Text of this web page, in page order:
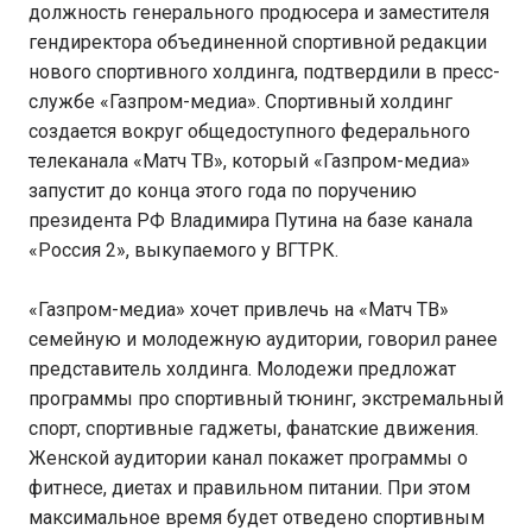
должность генерального продюсера и заместителя
гендиректора объединенной спортивной редакции
нового спортивного холдинга, подтвердили в пресс-
службе «Газпром-медиа». Спортивный холдинг
создается вокруг общедоступного федерального
телеканала «Матч ТВ», который «Газпром-медиа»
запустит до конца этого года по поручению
президента РФ Владимира Путина на базе канала
«Россия 2», выкупаемого у ВГТРК.
«Газпром-медиа» хочет привлечь на «Матч ТВ»
семейную и молодежную аудитории, говорил ранее
представитель холдинга. Молодежи предложат
программы про спортивный тюнинг, экстремальный
спорт, спортивные гаджеты, фанатские движения.
Женской аудитории канал покажет программы о
фитнесе, диетах и правильном питании. При этом
максимальное время будет отведено спортивным